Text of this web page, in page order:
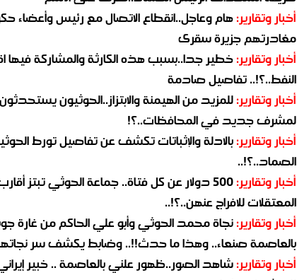
أخبار وتقارير:هام وعاجل..انقطاع الاتصال مع رئيس وأعضاء
مغادرتهم جزيرة سقرى
أخبار وتقارير:خطير جدا..بسبب هذه الكارثة والمشاركة فيها
النفط..؟!.. تفاصيل صادمة
أخبار وتقارير:للمزيد من الهيمنة والابتزاز..الحوثيون
لمشرف جديد في المحافظات..؟!
أخبار وتقارير:بالادلة والإثباتات تكشف عن تفاصيل تورط
الصماد..؟!..
أخبار وتقارير:
500 دولار عن كل فتاة.. جماعة الحوثي تبتز
المعتقلات للافراج عنهن..؟!..
أخبار وتقارير:نجاة محمد الحوثي وأبو علي الحاكم من غارة
بالعاصمة صنعاء.. وهذا ما حدث!!.. وضابط يكشف سر
أخبار وتقارير:شاهد الصور..ظهور علني بالعاصمة .. خبير